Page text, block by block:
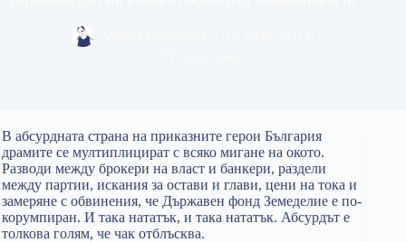
В абсурдната страна на приказните герои България
драмите се мултиплицират с всяко мигане на окото.
Разводи между брокери на власт и банкери, раздели
между партии, искания за остави и глави, цени на тока и
замеряне с обвинения, че Държавен фонд Земеделие е по-
корумпиран. И така нататък, и така нататък. Абсурдът е
толкова голям, че чак отблъсква.